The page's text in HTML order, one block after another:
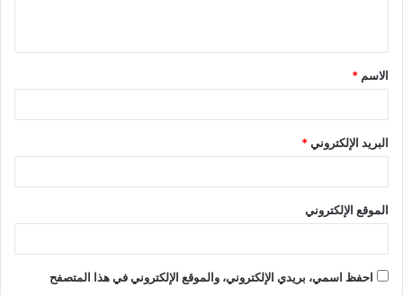
ق
*
الاسم *
البريد الإلكتروني*
الموقع الإلكتروني
احفظ اسمي، بريدي الإلكتروني، والموقع الإلكتروني في هذا المتصفح